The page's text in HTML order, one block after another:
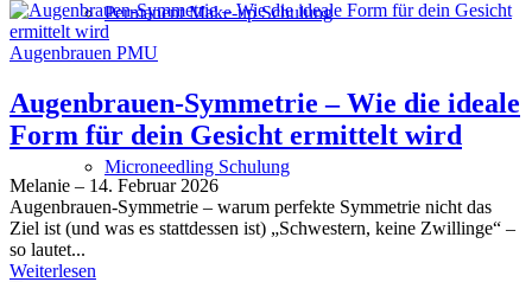
Permanent Make-up Schulung
Microneedling Schulung
Augenbrauen PMU
Augenbrauen-Symmetrie – Wie die ideale
Form für dein Gesicht ermittelt wird
Melanie – 14. Februar 2026
Augenbrauen-Symmetrie – warum perfekte Symmetrie nicht das
Ziel ist (und was es stattdessen ist) „Schwestern, keine Zwillinge“ –
so lautet...
Weiterlesen